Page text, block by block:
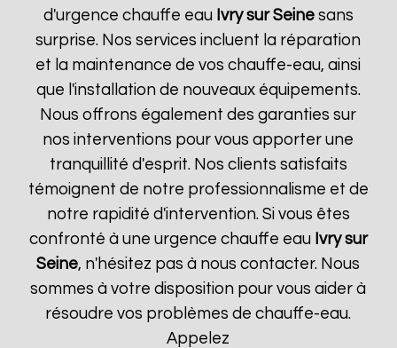
d'urgence chauffe eau Ivry sur Seinesans
surprise. Nos services incluent la réparation
et la maintenance de vos chauffe-eau, ainsi
que l'installation de nouveaux équipements.
Nous offrons également des garanties sur
nos interventions pour vous apporter une
tranquillité d'esprit. Nos clients satisfaits
témoignent de notre professionnalisme et de
notre rapidité d'intervention. Si vous êtes
confronté à une urgence chauffe eau Ivry sur
Seine, n'hésitez pas à nous contacter. Nous
sommes à votre disposition pour vous aider à
résoudre vos problèmes de chauffe-eau.
Appelez